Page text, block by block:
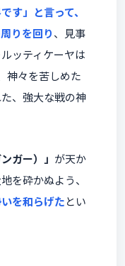
す」と言って、
りを回り、見事
ッティケーヤは
神々を苦しめた
、強大な戦の神
ガー）」 が天か
を砕かぬよう、
を和らげたとい